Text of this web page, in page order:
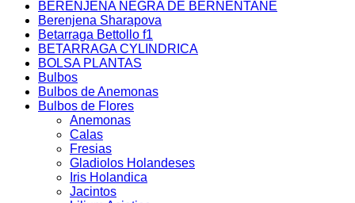
BERENJENA NEGRA DE BERNENTANE
Berenjena Sharapova
Betarraga Bettollo f1
BETARRAGA CYLINDRICA
BOLSA PLANTAS
Bulbos
Bulbos de Anemonas
Bulbos de Flores
Anemonas
Calas
Fresias
Gladiolos Holandeses
Iris Holandica
Jacintos